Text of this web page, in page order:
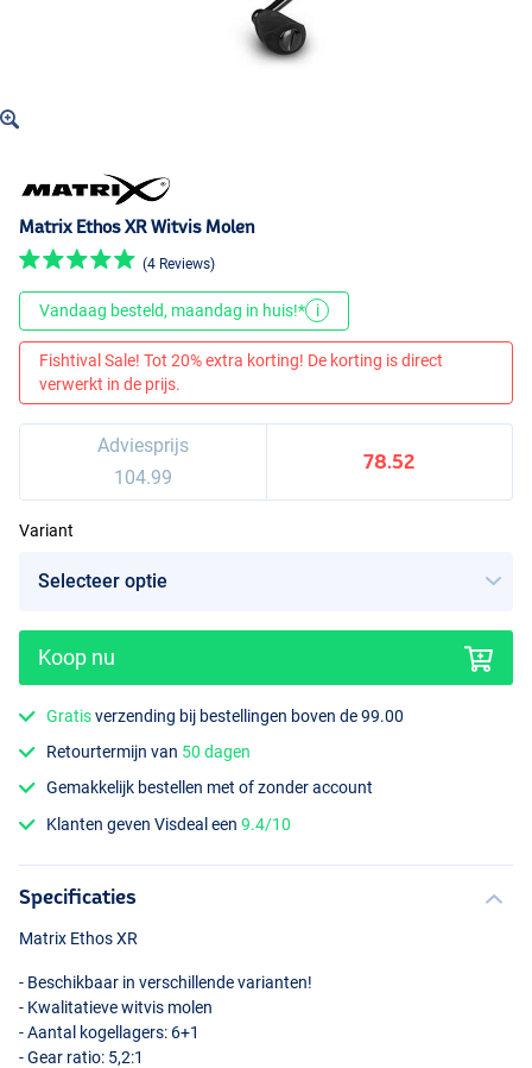
Matrix Ethos XR Witvis Molen
(4 Reviews)
Vandaag besteld, maandag in huis!* i
Fishtival Sale! Tot 20% extra korting! De korting is direct
verwerkt in de prijs.
Adviesprijs
104.99
78.52
Variant
Koop nu
Gratisverzending bij bestellingen boven de 99.00
Retourtermijn van 50 dagen
Gemakkelijk bestellen met of zonder account
Klanten geven Visdeal een9.4/10
Specificaties
Matrix Ethos XR
- Beschikbaar in verschillende varianten!
- Kwalitatieve witvis molen
- Aantal kogellagers: 6+1
- Gear ratio: 5,2:1